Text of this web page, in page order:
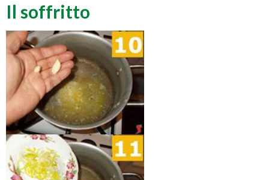
Il soffritto